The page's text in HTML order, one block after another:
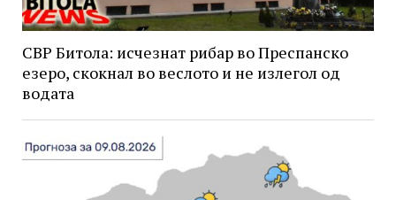
СВР Битола: исчезнат рибар во Преспанско
езеро, скокнал во веслото и не излегол од
водата